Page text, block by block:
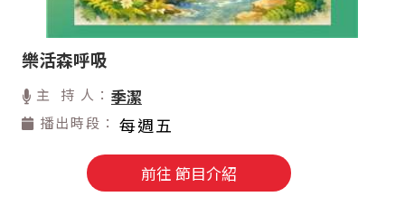
樂活森呼吸
主 持 人： 季潔
播出時段： 每週五
前往 節目介紹